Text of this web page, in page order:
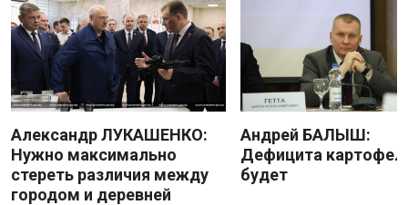
Александр ЛУКАШЕНКО:
Нужно максимально
стереть различия между
городом и деревней
Андрей БАЛЫШ:
Дефицита
будет